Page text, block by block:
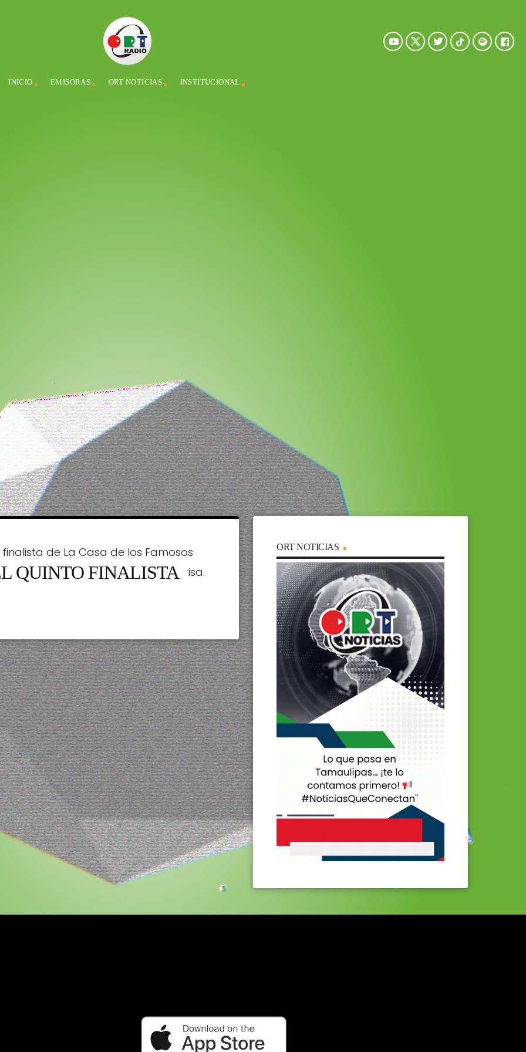
INICIO EMISORAS ORT NOTICIAS INSTITUCIONAL
QUINTO FINALISTA
de La Casa de los Famosos
en el casa sale feliz con una sonrisa.
ORT NOTICIAS